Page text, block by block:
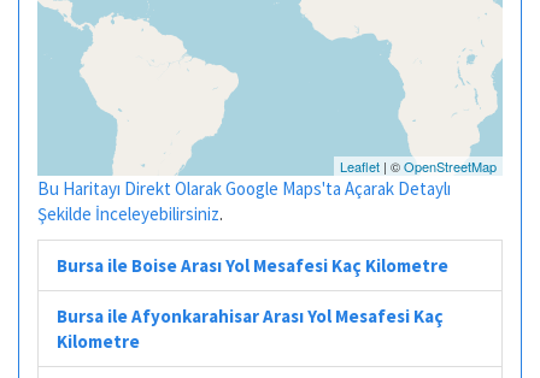
Leaflet | ©OpenStreetMap
Bu Haritayı Direkt Olarak Google Maps'ta Açarak Detaylı
Şekilde İnceleyebilirsiniz.
Bursa ile Boise Arası Yol Mesafesi Kaç Kilometre
Bursa ile Afyonkarahisar Arası Yol Mesafesi Kaç
Kilometre